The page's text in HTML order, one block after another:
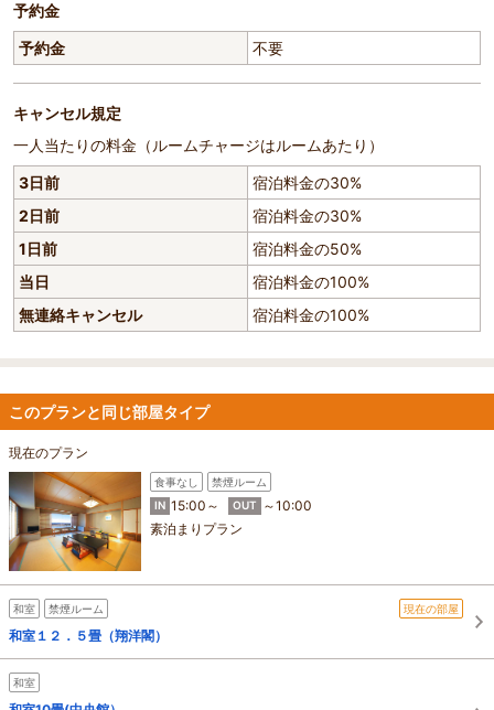
予約金
予約金
不要
キャンセル規定
一人当たりの料金（ルームチャージはルームあたり）
3日前
宿泊料金の30%
2日前
宿泊料金の30%
1日前
宿泊料金の50%
当日
宿泊料金の100%
無連絡キャンセル
宿泊料金の100%
このプランと同じ部屋タイプ
現在のプラン
食事なし
禁煙ルーム
IN 15:00～ OUT
～10:00
素泊まりプラン
和室 禁煙ルーム 現在の部屋
和室１２．５畳（翔洋閣）
和室